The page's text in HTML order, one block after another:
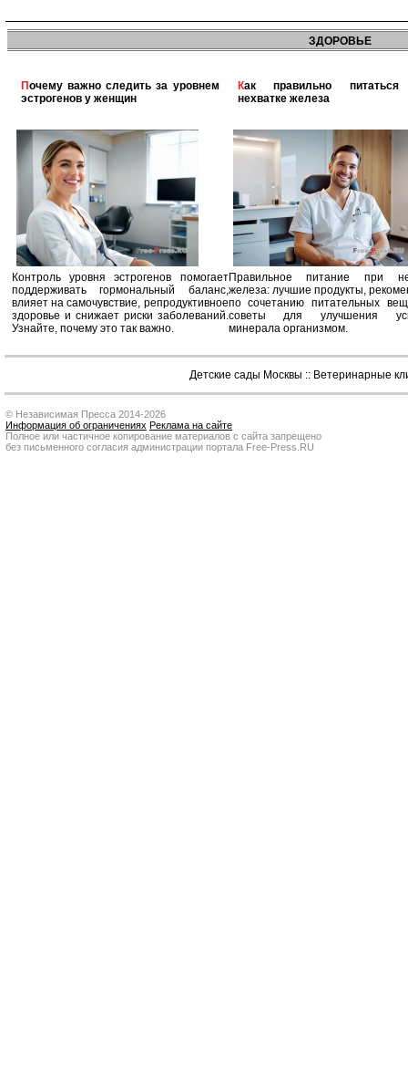
ЗДОРОВЬЕ
Почему важно следить за уровнем
эстрогенов у женщин
Контроль уровня эстрогенов помогает
поддерживать гормональный баланс,
влияет на самочувствие, репродуктивное
здоровье и снижает риски заболеваний.
Узнайте, почему это так важно.
Как правильно питаться при
нехватке железа
Правильное питание при
железа: лучшие продукты,
по сочетанию питательных
советы для улучшения
минерала организмом.
Детские сады Москвы :: Ветеринарные
© Независимая Пресса 2014-2026
Информация об ограничениях Реклама на сайте
Полное или частичное копирование материалов с сайта запрещено
без письменного согласия администрации портала Free-Press.RU